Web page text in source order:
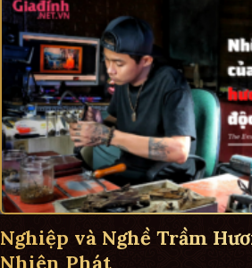
Nghiệp và Nghề Trầm
Nhiên Phát